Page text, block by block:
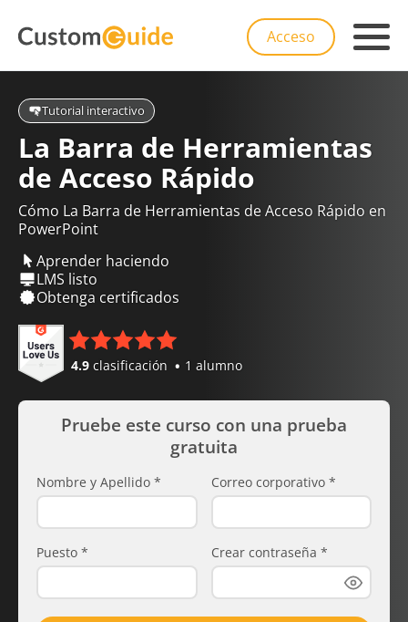
Acceso
Tutorial interactivo
La Barra de Herramientas
de Acceso Rápido
Cómo La Barra de Herramientas de Acceso Rápido en
PowerPoint
Aprender haciendo
LMS listo
Obtenga certificados
4.9 clasificación 1 alumno
Pruebe este curso con una prueba
gratuita
Nombre y Apellido * Correo corporativo *
Puesto * Crear contraseña *